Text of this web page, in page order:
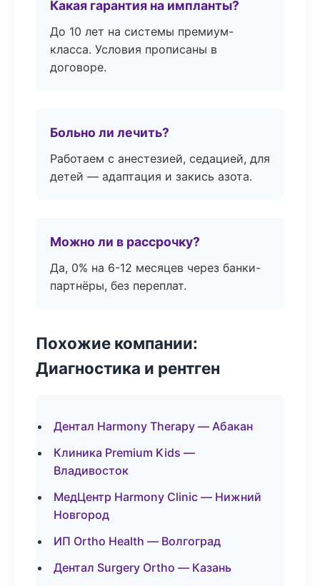
Какая гарантия на импланты?
До 10 лет на системы премиум-
класса. Условия прописаны в
договоре.
Больно ли лечить?
Работаем с анестезией, седацией, для
детей — адаптация и закись азота.
Можно ли в рассрочку?
Да, 0% на 6-12 месяцев через банки-
партнёры, без переплат.
Похожие компании:
Диагностика и рентген
Дентал Harmony Therapy — Абакан
Клиника Premium Kids —
Владивосток
МедЦентр Harmony Clinic — Нижний
Новгород
ИП Ortho Health — Волгоград
Дентал Surgery Ortho — Казань